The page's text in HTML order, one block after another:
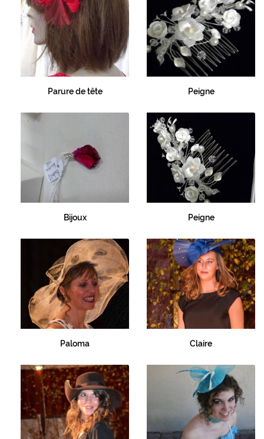
Parure de tête Peigne
Bijoux Peigne
Paloma Claire